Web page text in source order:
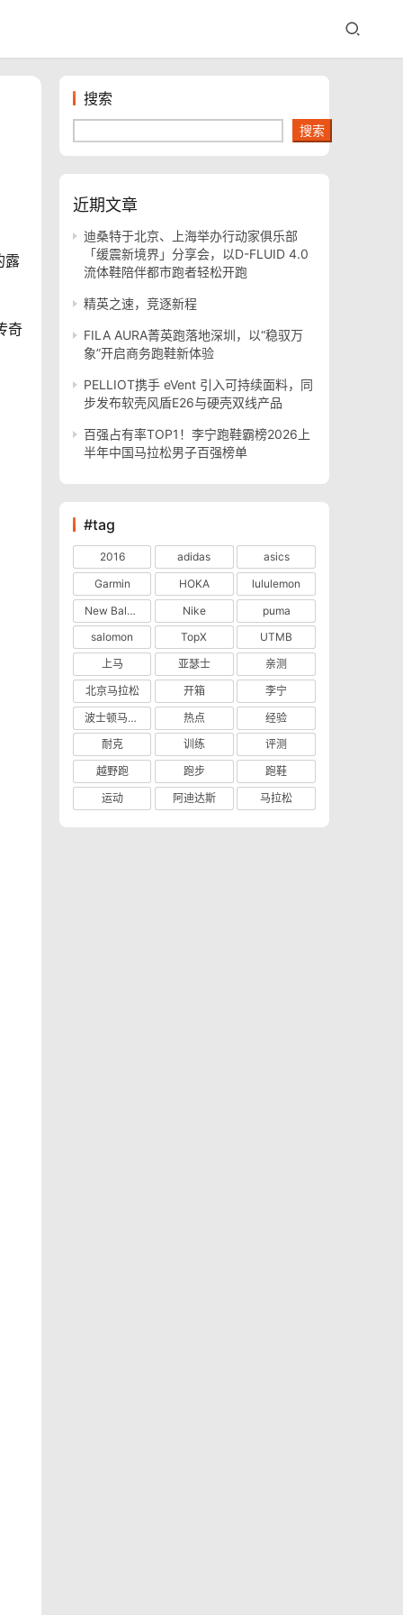
露
奇
搜索
搜索
近期文章
迪桑特于北京、上海举办行动家俱乐部
「缓震新境界」分享会，以D-FLUID 4.0
流体鞋陪伴都市跑者轻松开跑
精英之速，竞逐新程
FILA AURA菁英跑落地深圳，以“稳驭万
象”开启商务跑鞋新体验
PELLIOT携手 eVent 引入可持续面料，同
步发布软壳风盾E26与硬壳双线产品
百强占有率TOP1！李宁跑鞋霸榜2026上
半年中国马拉松男子百强榜单
#tag
2016 adidas
asics
Garmin
HOKA
lululemon
New Balance
Nike
puma
salomon
TopX
UTMB
上马
亚瑟士
亲测
北京马拉松
开箱
李宁
波士顿马拉松
热点
经验
耐克
训练
评测
越野跑
跑步
跑鞋
运动
阿迪达斯 马拉松